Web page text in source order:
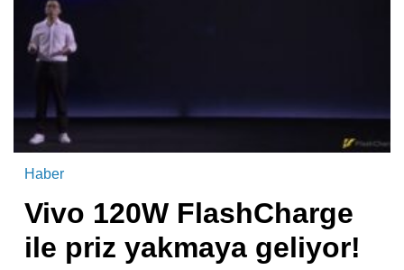
Haber
Vivo 120W FlashCharge
ile priz yakmaya geliyor!